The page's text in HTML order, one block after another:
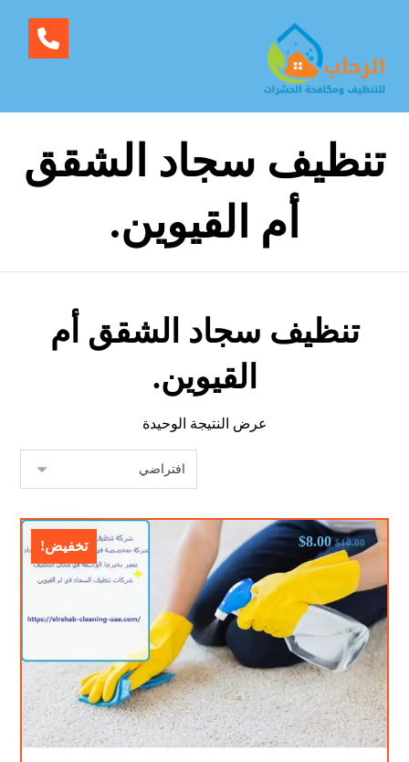
تنظيف سجاد الشقق
أم القيوين.
تنظيف سجاد الشقق أم
القيوين.
عرض النتيجة الوحيدة
تخفيض! $10.00
$8.00